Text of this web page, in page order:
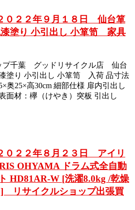
０２２年９月１８日 仙台箪
塗り 小引出し 小箪笥 家具
プ千葉 グッドリサイクル店 仙台
塗り 小引出し 小箪笥 入荷 品寸法
奥25×高30cm 細部仕様 扉内引出し
面材：欅（けやき）突板 引出し
０２２年８月２３日 アイリ
OHYAMA ドラム式全自動
HD81AR-W [洗濯8.0kg /乾燥
リサイクルショップ出張買